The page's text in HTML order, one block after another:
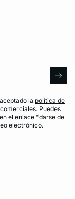
la política de
Puedes
el enlace "darse de
electrónico.